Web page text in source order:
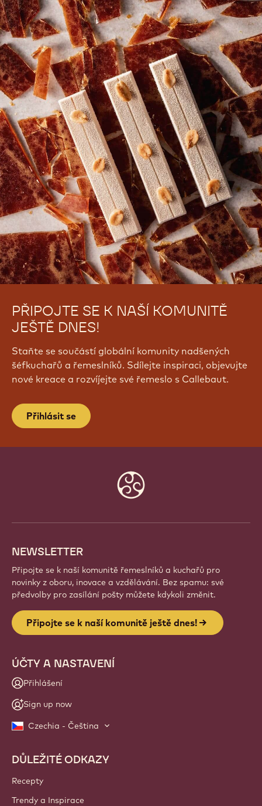
PŘIPOJTE SE K NAŠÍ KOMUNITĚ
JEŠTĚ DNES!
Staňte se součástí globální komunity nadšených
šéfkuchařů a řemeslníků. Sdílejte inspiraci, objevujte
nové kreace a rozvíjejte své řemeslo s Callebaut.
Přihlásit se
NEWSLETTER
Připojte se k naší komunitě řemeslníků a kuchařů pro
novinky z oboru, inovace a vzdělávání. Bez spamu: své
předvolby pro zasílání pošty můžete kdykoli změnit.
Připojte se k naší komunitě ještě dnes!
ÚČTY A NASTAVENÍ
Přihlášení
Sign up now
Czechia - Čeština
Footer
Callebaut
DŮLEŽITÉ ODKAZY
Recepty
Trendy a Inspirace